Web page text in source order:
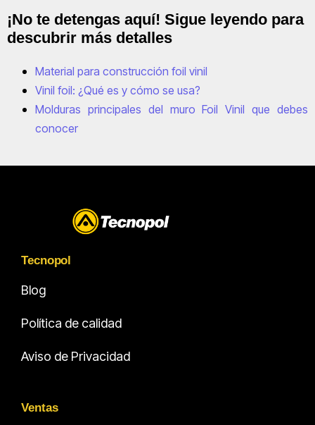
¡No te detengas aquí! Sigue leyendo para
descubrir más detalles
Material para construcción foil vinil
Vinil foil: ¿Qué es y cómo se usa?
Molduras principales del muro Foil Vinil que debes
conocer
Tecnopol
Blog
Política de calidad
Aviso de Privacidad
Ventas